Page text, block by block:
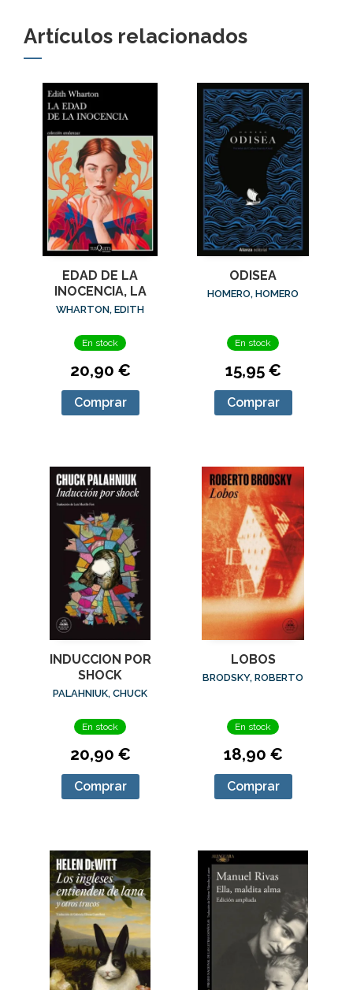
Artículos relacionados
EDAD DE LA
INOCENCIA, LA
WHARTON, EDITH
En stock
20,90 €
Comprar
ODISEA
HOMERO, HOMERO
En stock
15,95 €
Comprar
INDUCCION POR
SHOCK
PALAHNIUK, CHUCK
En stock
20,90 €
Comprar
LOBOS
BRODSKY, ROBERTO
En stock
18,90 €
Comprar